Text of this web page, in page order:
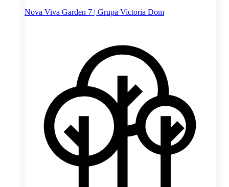
Nova Viva Garden 7 | Grupa Victoria Dom